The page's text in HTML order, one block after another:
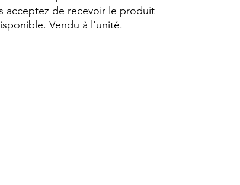
acceptez de recevoir le produit
Vendu à l'unité.